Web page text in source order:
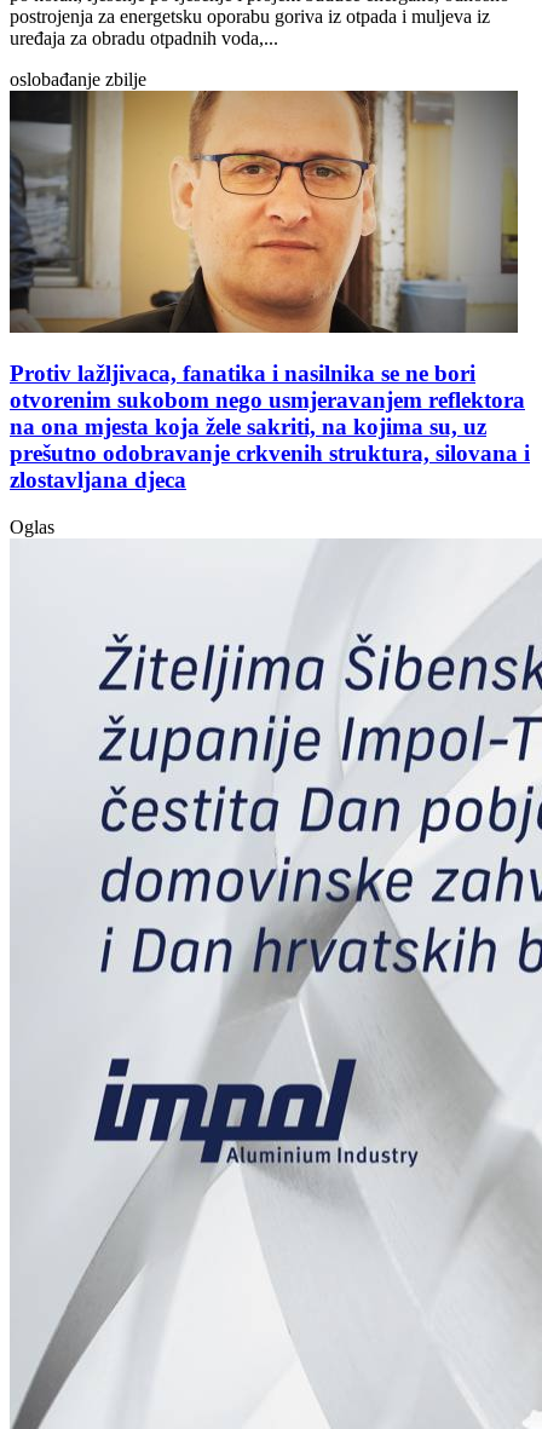
postrojenja za energetsku oporabu goriva iz otpada i muljeva iz
uređaja za obradu otpadnih voda,...
oslobađanje zbilje
Protiv lažljivaca, fanatika i nasilnika se ne bori
otvorenim sukobom nego usmjeravanjem reflektora
na ona mjesta koja žele sakriti, na kojima su, uz
prešutno odobravanje crkvenih struktura, silovana i
zlostavljana djeca
Oglas